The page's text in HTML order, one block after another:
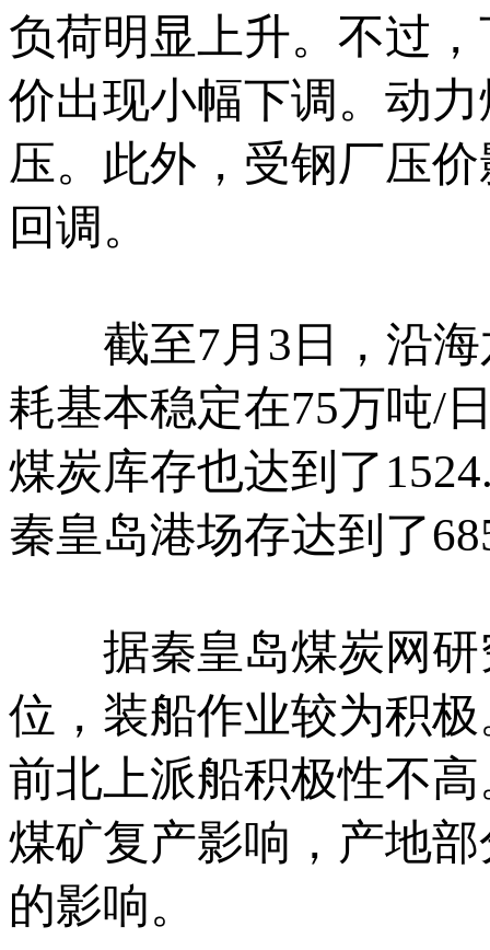
负荷明显上升。不过
价出现小幅下调。动
压。此外，受钢厂压
回调。
截至7月3日，沿海
耗基本稳定在75万吨/
煤炭库存也达到了
秦皇岛港场存达到了
据秦皇岛煤炭网研
位，装船作业较为积
前北上派船积极性不
煤矿复产影响，产地
的影响。